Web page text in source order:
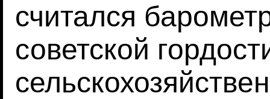
считался
советской